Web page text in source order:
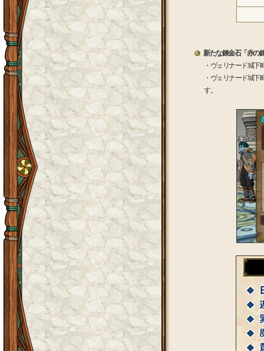
新たな錬金石「赤の
・ヴェリナード城
・ヴェリナード城
す。